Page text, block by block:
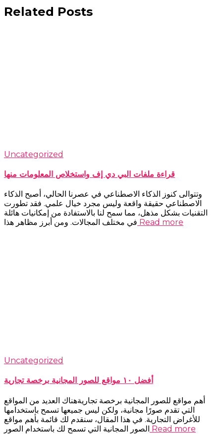
Related Posts
Uncategorized
قراءة ملفات البي دي إف واستخلاص المعلومات منها
وتتوالى كنوز الذكاء الاصطناعي في عصرنا الحالي، أصبح الذكاء
الاصطناعي حقيقة واقعة وليس مجرد خيال علمي. فقد تطورت
التقنيات بشكل مذهل، مما سمح لنا بالاستفادة من إمكانيات هائلة
في مختلف المجالات. ومن أبرز مظاهر هذا Read more
Uncategorized
أفضل ١٠ مواقع للصور المجانية برخصة تجارية
أهم مواقع للصور المجانية برخصة تجاريةهناك العديد من المواقع
التي تقدم صورًا مجانية، ولكن ليس جميعها تسمح باستخدامها
للأغراض التجارية. في هذا المقال، سنقدم لك قائمة بأهم مواقع
الصور المجانية التي تسمح لك باستخدام الصور Read more